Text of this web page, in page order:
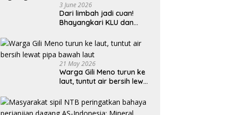
3 June 2026
Dari limbah jadi cuan!
Bhayangkari KLU dan
sabun ramah lingkungan
ECOSA 18UU
21 May 2026
Warga Gili Meno turun ke
laut, tuntut air bersih lewat